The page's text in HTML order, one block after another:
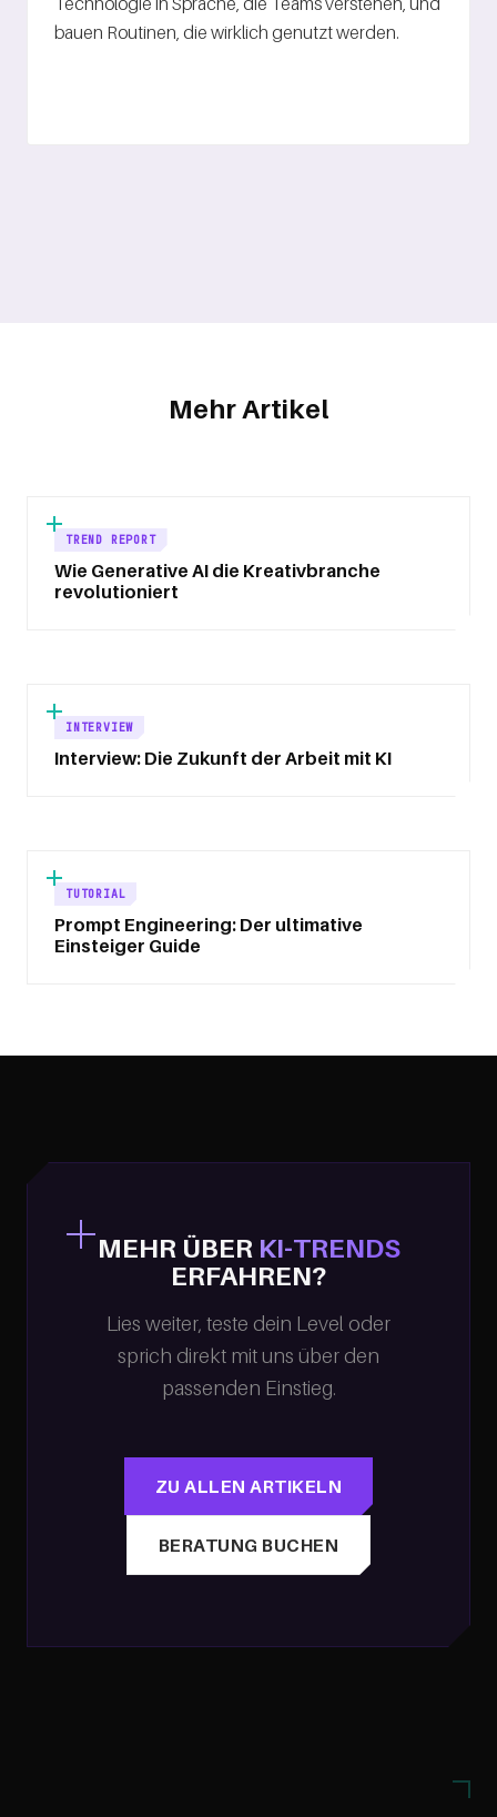
bauen Routinen, die wirklich genutzt werden.
Mehr Artikel
TREND REPORT
Wie Generative AI die Kreativbranche
revolutioniert
INTERVIEW
Interview: Die Zukunft der Arbeit mit KI
TUTORIAL
Prompt Engineering: Der ultimative
Einsteiger Guide
MEHR ÜBER KI-TRENDS
ERFAHREN?
Lies weiter, teste dein Level oder
sprich direkt mit uns über den
passenden Einstieg.
ZU ALLEN ARTIKELN
BERATUNG BUCHEN